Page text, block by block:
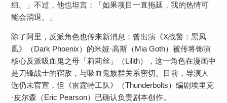
组。」不过，他也坦言：「如果项目一直拖延，我的热情可
能会消退。」
除了阿里，反派角色也传来新消息：曾出演《X战警：黑凤
凰》（Dark Phoenix）的米娅·高斯（Mia Goth）被传将饰演
核心反派吸血鬼之母「莉莉丝」（Lilith），这一角色在漫画中
是刀锋战士的宿敌，与吸血鬼族群关系密切。目前，导演人
选仍未官宣，但《雷霆特工队》（Thunderbolts）编剧埃里克
·皮尔森（Eric Pearson）已确认负责剧本创作。